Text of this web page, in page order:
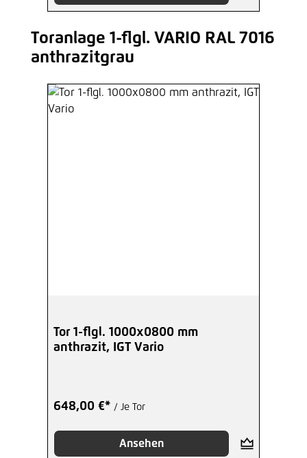
Produktgalerie überspringen
Toranlage 1-flgl. VARIO RAL 7016
anthrazitgrau
Tor 1-flgl. 1000x0800 mm
anthrazit, IGT Vario
648,00 €* / Je Tor
Ansehen